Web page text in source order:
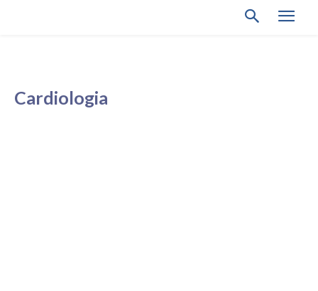
Cardiologia